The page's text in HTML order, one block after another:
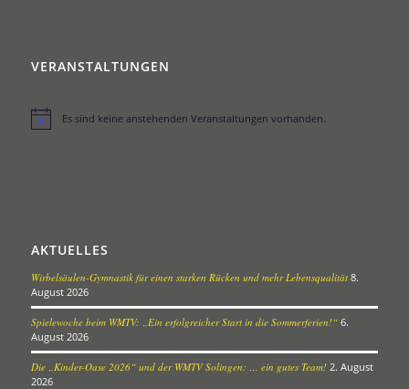
VERANSTALTUNGEN
HinweisEs sind keine anstehenden Veranstaltungen vorhanden.
AKTUELLES
Wirbelsäulen-Gymnastik für einen starken Rücken und mehr Lebensqualität 8.
August 2026
Spielewoche beim WMTV: „Ein erfolgreicher Start in die Sommerferien!“ 6.
August 2026
Die „Kinder-Oase 2026“ und der WMTV Solingen: … ein gutes Team! 2. August
2026